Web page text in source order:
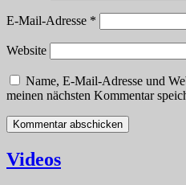
E-Mail-Adresse *
Website
Name, E-Mail-Adresse und
meinen nächsten Kommentar
Videos